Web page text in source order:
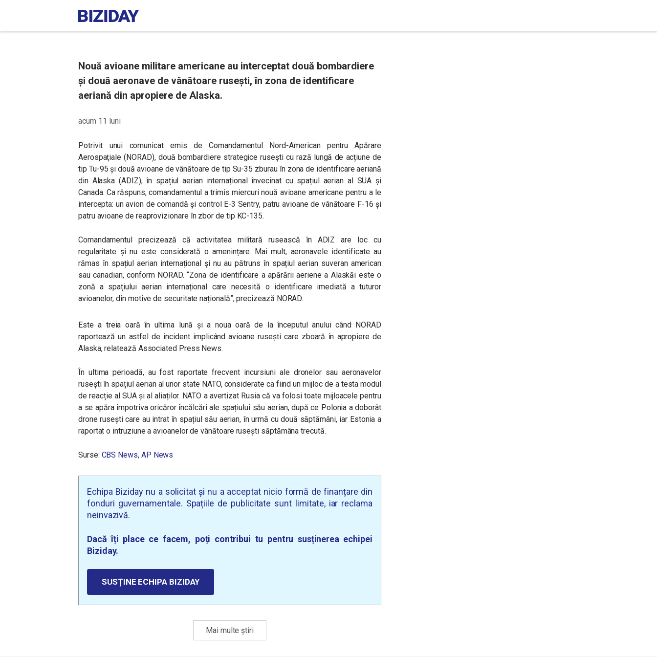
Nouă avioane militare americane au interceptat două bombardiere
și două aeronave de vânătoare rusești, în zona de identificare
aeriană din apropiere de Alaska.
acum 11 luni
Potrivit unui comunicat emis de Comandamentul Nord-American pentru Apărare
Aerospaţiale (NORAD), două bombardiere strategice rusești cu rază lungă de acțiune de
tip Tu-95 și două avioane de vânătoare de tip Su-35 zburau în zona de identificare aeriană
din Alaska (ADIZ), în spațiul aerian internațional învecinat cu spațiul aerian al SUA și
Canada. Ca răspuns, comandamentul a trimis miercuri nouă avioane americane pentru a le
intercepta: un avion de comandă și control E-3 Sentry, patru avioane de vânătoare F-16 şi
patru avioane de reaprovizionare în zbor de tip KC-135.
Comandamentul precizează că activitatea militară rusească în ADIZ are loc cu
regularitate și nu este considerată o amenințare. Mai mult, aeronavele identificate au
rămas în spațiul aerian internațional și nu au pătruns în spațiul aerian suveran american
sau canadian, conform NORAD. “Zona de identificare a apărării aeriene a Alaskăi este o
zonă a spațiului aerian internațional care necesită o identificare imediată a tuturor
avioanelor, din motive de securitate națională”, precizează NORAD.
Este a treia oară în ultima lună și a noua oară de la începutul anului când NORAD
raportează un astfel de incident implicând avioane rusești care zboară în apropiere de
Alaska, relatează Associated Press News.
În ultima perioadă, au fost raportate frecvent incursiuni ale dronelor sau aeronavelor
rusești în spațiul aerian al unor state NATO, considerate ca fiind un mijloc de a testa modul
de reacție al SUA și al aliaților. NATO a avertizat Rusia că va folosi toate mijloacele pentru
a se apăra împotriva oricăror încălcări ale spațiului său aerian, după ce Polonia a doborât
drone rusești care au intrat în spațiul său aerian, în urmă cu două săptămâni, iar Estonia a
raportat o intruziune a avioanelor de vânătoare rusești săptămâna trecută.
Surse: CBS News, AP News
Echipa Biziday nu a solicitat și nu a acceptat nicio formă de finanțare din
fonduri guvernamentale. Spațiile de publicitate sunt limitate, iar reclama
neinvazivă.
Dacă îți place ce facem, poți contribui tu pentru susținerea echipei
Biziday.
SUSȚINE ECHIPA BIZIDAY
Mai multe știri